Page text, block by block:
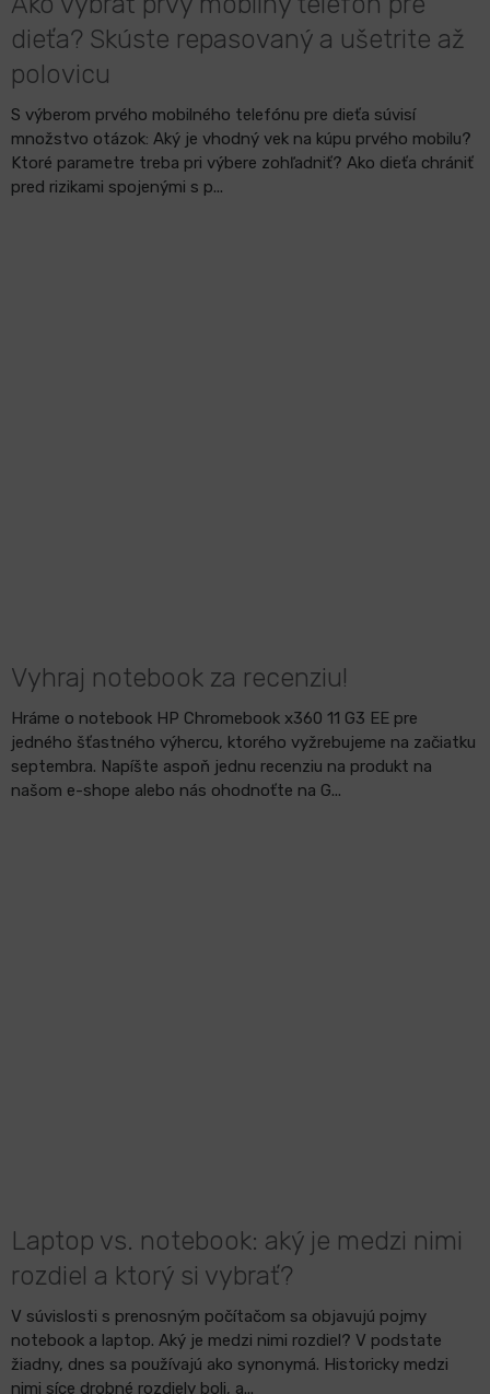
dieťa? Skúste repasovaný a ušetrite až
polovicu
S výberom prvého mobilného telefónu pre dieťa súvisí
množstvo otázok: Aký je vhodný vek na kúpu prvého mobilu?
Ktoré parametre treba pri výbere zohľadniť? Ako dieťa chrániť
pred rizikami spojenými s p...
Vyhraj notebook za recenziu!
Hráme o notebook HP Chromebook x360 11 G3 EE pre
jedného šťastného výhercu, ktorého vyžrebujeme na začiatku
septembra. Napíšte aspoň jednu recenziu na produkt na
našom e-shope alebo nás ohodnoťte na G...
Laptop vs. notebook: aký je medzi nimi
rozdiel a ktorý si vybrať?
V súvislosti s prenosným počítačom sa objavujú pojmy
notebook a laptop. Aký je medzi nimi rozdiel? V podstate
žiadny, dnes sa používajú ako synonymá. Historicky medzi
nimi síce drobné rozdiely boli, a...